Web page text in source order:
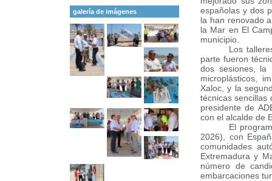
galería de imágenes
españolas y dos
la han renovado
la Mar en El
municipio.
Los
parte fueron
dos sesiones, la
microplásticos,
Xaloc, y la
técnicas sencillas
presidente de
con el alcalde de
El
2026), con
comunidades
Extremadura y
número de
embarcaciones